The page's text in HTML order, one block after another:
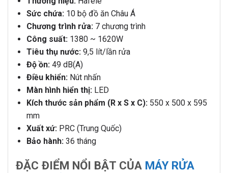
Sức chứa:10 bộ đồ ăn Châu Á
Chương trình rửa:7 chương trình
Công suất:1380 ~ 1620W
Tiêu thụ nước:9,5 lít/lần rửa
Độ ồn:49 dB(A)
Điều khiển:Nút nhấn
Màn hình hiển thị:LED
Kích thước sản phẩm (R x S x C):550 x 500 x 595
mm
Xuất xứ:PRC (Trung Quốc)
Bảo hành:36 tháng
ĐẶC ĐIỂM NỔI BẬT CỦA MÁY RỬA